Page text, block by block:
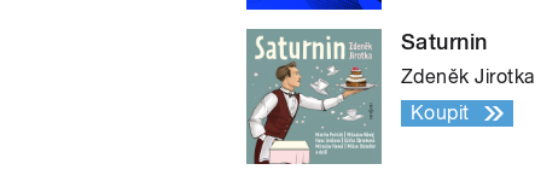
Saturnin
Zdeněk Jirotka
Koupit